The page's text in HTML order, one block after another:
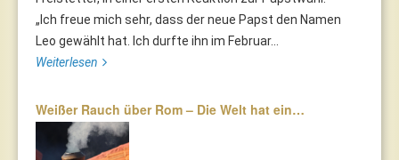
„Ich freue mich sehr, dass der neue Papst den Namen
Leo gewählt hat. Ich durfte ihn im Februar...
Weiterlesen
Weißer Rauch über Rom – Die Welt hat ein…